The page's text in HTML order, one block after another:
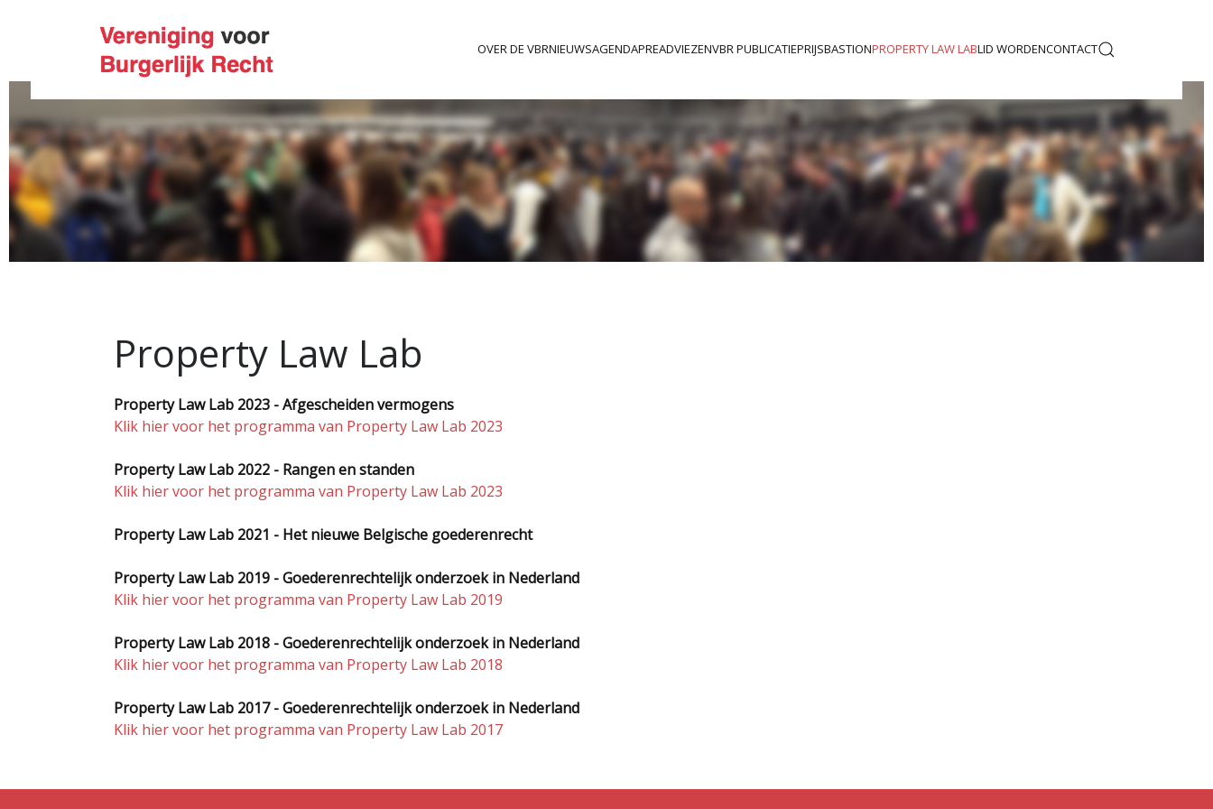
OVER DE VBRNIEUWSAGENDAPREADVIEZENVBR PUBLICATIEPRIJSBASTIONPROPERTY LAW LABLID WORDENCONTACT
Property Law Lab
Property Law Lab 2023 - Afgescheiden vermogens
Klik hier voor het programma van Property Law Lab 2023
Property Law Lab 2022 - Rangen en standen
Klik hier voor het programma van Property Law Lab 2023
Property Law Lab 2021 - Het nieuwe Belgische goederenrecht
Property Law Lab 2019 - Goederenrechtelijk onderzoek in Nederland
Klik hier voor het programma van Property Law Lab 2019
Property Law Lab 2018 - Goederenrechtelijk onderzoek in Nederland
Klik hier voor het programma van Property Law Lab 2018
Property Law Lab 2017 - Goederenrechtelijk onderzoek in Nederland
Klik hier voor het programma van Property Law Lab 2017